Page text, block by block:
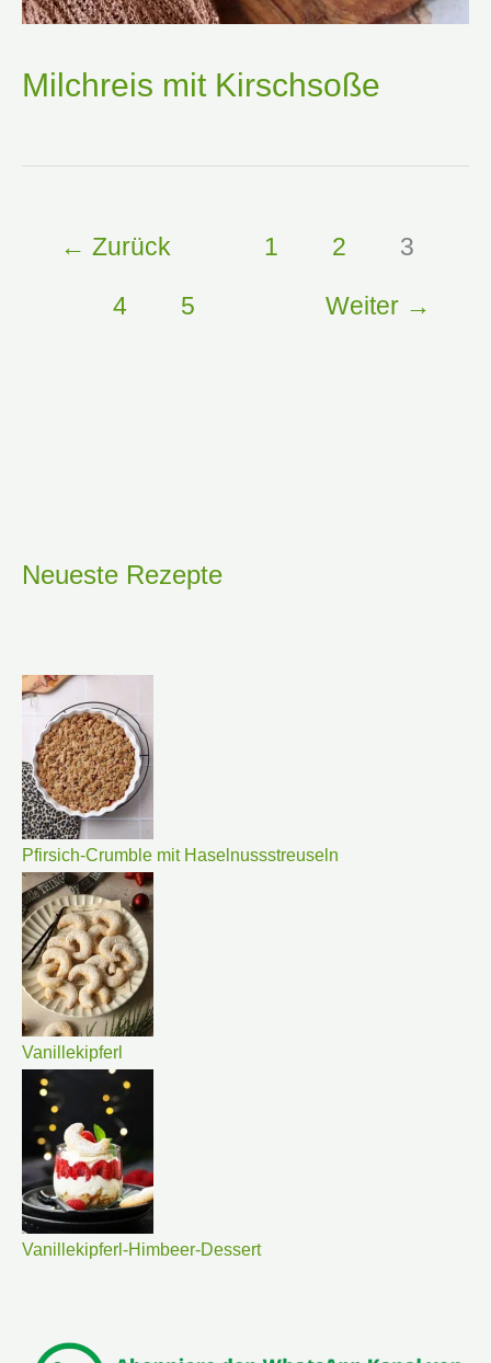
Milchreis mit Kirschsoße
← Zurück 1 2 3
4 5 Weiter →
Neueste Rezepte
Pfirsich-Crumble mit Haselnussstreuseln
Vanillekipferl
Vanillekipferl-Himbeer-Dessert